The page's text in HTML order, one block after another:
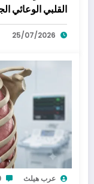
القلبي الوعائي
25/07/2026
عرب هيلث